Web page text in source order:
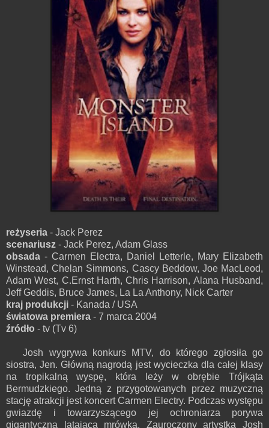
reżyseria - Jack Perez
scenariusz - Jack Perez, Adam Glass
obsada - Carmen Electra, Daniel Letterle, Mary Elizabeth
Winstead, Chelan Simmons, Cascy Beddow, Joe MacLeod,
Adam West, C.Ernst Harth, Chris Harrison, Alana Husband,
Jeff Geddis, Bruce James, La La Anthony, Nick Carter
kraj produkcji - Kanada / USA
światowa premiera - 7 marca 2004
źródło - tv (Tv 6)
Josh wygrywa konkurs MTV, do którego zgłosiła go
siostra, Jen. Główną nagrodą jest wycieczka dla całej klasy
na tropikalną wyspę, która leży w obrębie Trójkąta
Bermudzkiego. Jedną z przygotowanych przez muzyczną
stację atrakcji jest koncert Carmen Electry. Podczas występu
gwiazdę i towarzyszącego jej ochroniarza porywa
gigantyczna latająca mrówka. Zauroczony artystką Josh